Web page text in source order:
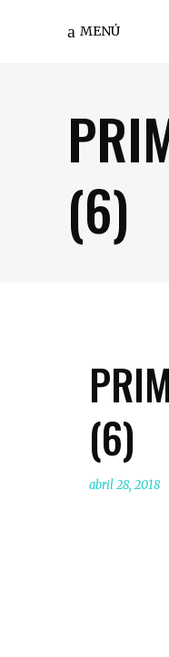
MENÚ
(6)
(6)
abril 28, 2018